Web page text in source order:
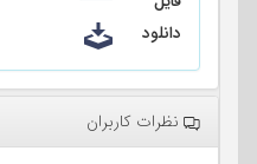
دانلود
نظرات کاربران